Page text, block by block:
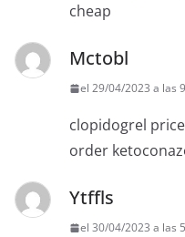
cheap
Mctobl
el 29/04/2023 a las
clopidogrel price
order
Ytffls
el 30/04/2023 a las